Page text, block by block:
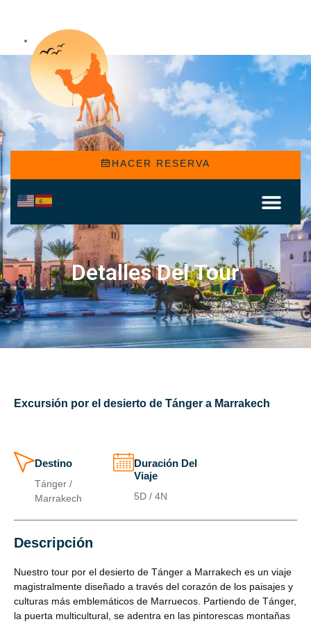
HACER RESERVA
Detalles Del Tour
Excursión por el desierto de Tánger a Marrakech
Destino
Tánger /
Marrakech
Duración Del
Viaje
5D / 4N
Descripción
Nuestro tour por el desierto de Tánger a Marrakech es un viaje
magistralmente diseñado a través del corazón de los paisajes y
culturas más emblemáticos de Marruecos. Partiendo de Tánger,
la puerta multicultural, se adentra en las pintorescas montañas